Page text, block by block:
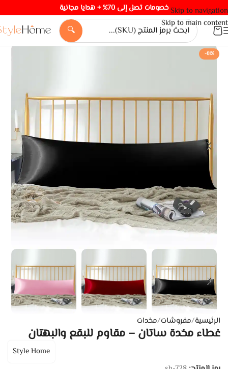
Skip to navigation
Skip to main content
خصومات تصل إلى 70% + هدايا مجانية
🔍
-61%
الرئيسية/مفروشات/مخدات
غطاء مخدة ساتان – مقاوم للبقع والبهتان
Style Home